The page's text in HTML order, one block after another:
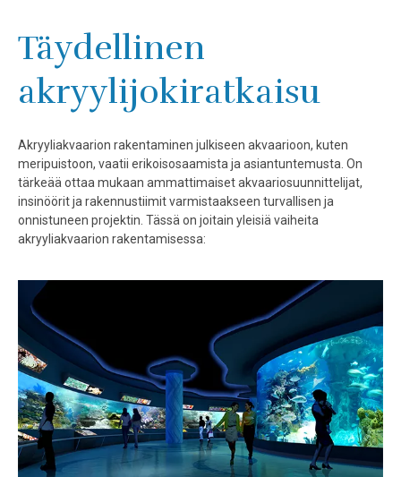
Täydellinen
akryylijokiratkaisu
Akryyliakvaarion rakentaminen julkiseen akvaarioon, kuten
meripuistoon, vaatii erikoisosaamista ja asiantuntemusta. On
tärkeää ottaa mukaan ammattimaiset akvaariosuunnittelijat,
insinöörit ja rakennustiimit varmistaakseen turvallisen ja
onnistuneen projektin. Tässä on joitain yleisiä vaiheita
akryyliakvaarion rakentamisessa: